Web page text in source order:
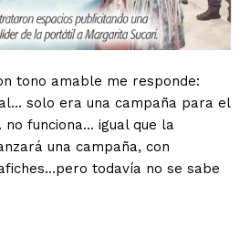
tono amable me responde:
solo era una campaña para el
funciona… igual que la
una campaña, con
todavía no se sabe